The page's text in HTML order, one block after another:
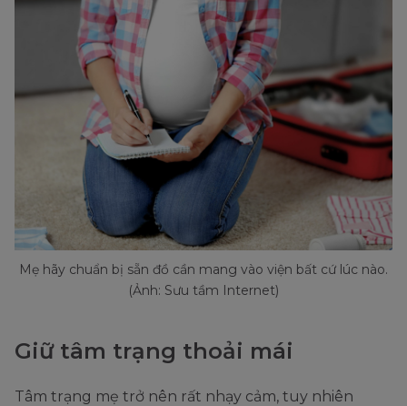
Mẹ hãy chuẩn bị sẵn đồ cần mang vào viện bất cứ lúc nào.
(Ảnh: Sưu tầm Internet)
Giữ tâm trạng thoải mái
Tâm trạng mẹ trở nên rất nhạy cảm, tuy nhiên